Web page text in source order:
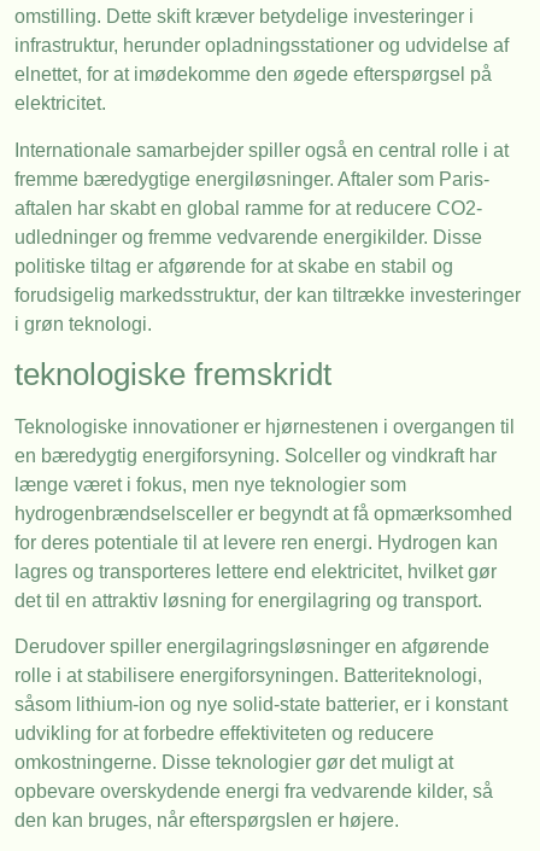
omstilling. Dette skift kræver betydelige investeringer i
infrastruktur, herunder opladningsstationer og udvidelse af
elnettet, for at imødekomme den øgede efterspørgsel på
elektricitet.
Internationale samarbejder spiller også en central rolle i at
fremme bæredygtige energiløsninger. Aftaler som Paris-
aftalen har skabt en global ramme for at reducere CO2-
udledninger og fremme vedvarende energikilder. Disse
politiske tiltag er afgørende for at skabe en stabil og
forudsigelig markedsstruktur, der kan tiltrække investeringer
i grøn teknologi.
teknologiske fremskridt
Teknologiske innovationer er hjørnestenen i overgangen til
en bæredygtig energiforsyning. Solceller og vindkraft har
længe været i fokus, men nye teknologier som
hydrogenbrændselsceller er begyndt at få opmærksomhed
for deres potentiale til at levere ren energi. Hydrogen kan
lagres og transporteres lettere end elektricitet, hvilket gør
det til en attraktiv løsning for energilagring og transport.
Derudover spiller energilagringsløsninger en afgørende
rolle i at stabilisere energiforsyningen. Batteriteknologi,
såsom lithium-ion og nye solid-state batterier, er i konstant
udvikling for at forbedre effektiviteten og reducere
omkostningerne. Disse teknologier gør det muligt at
opbevare overskydende energi fra vedvarende kilder, så
den kan bruges, når efterspørgslen er højere.